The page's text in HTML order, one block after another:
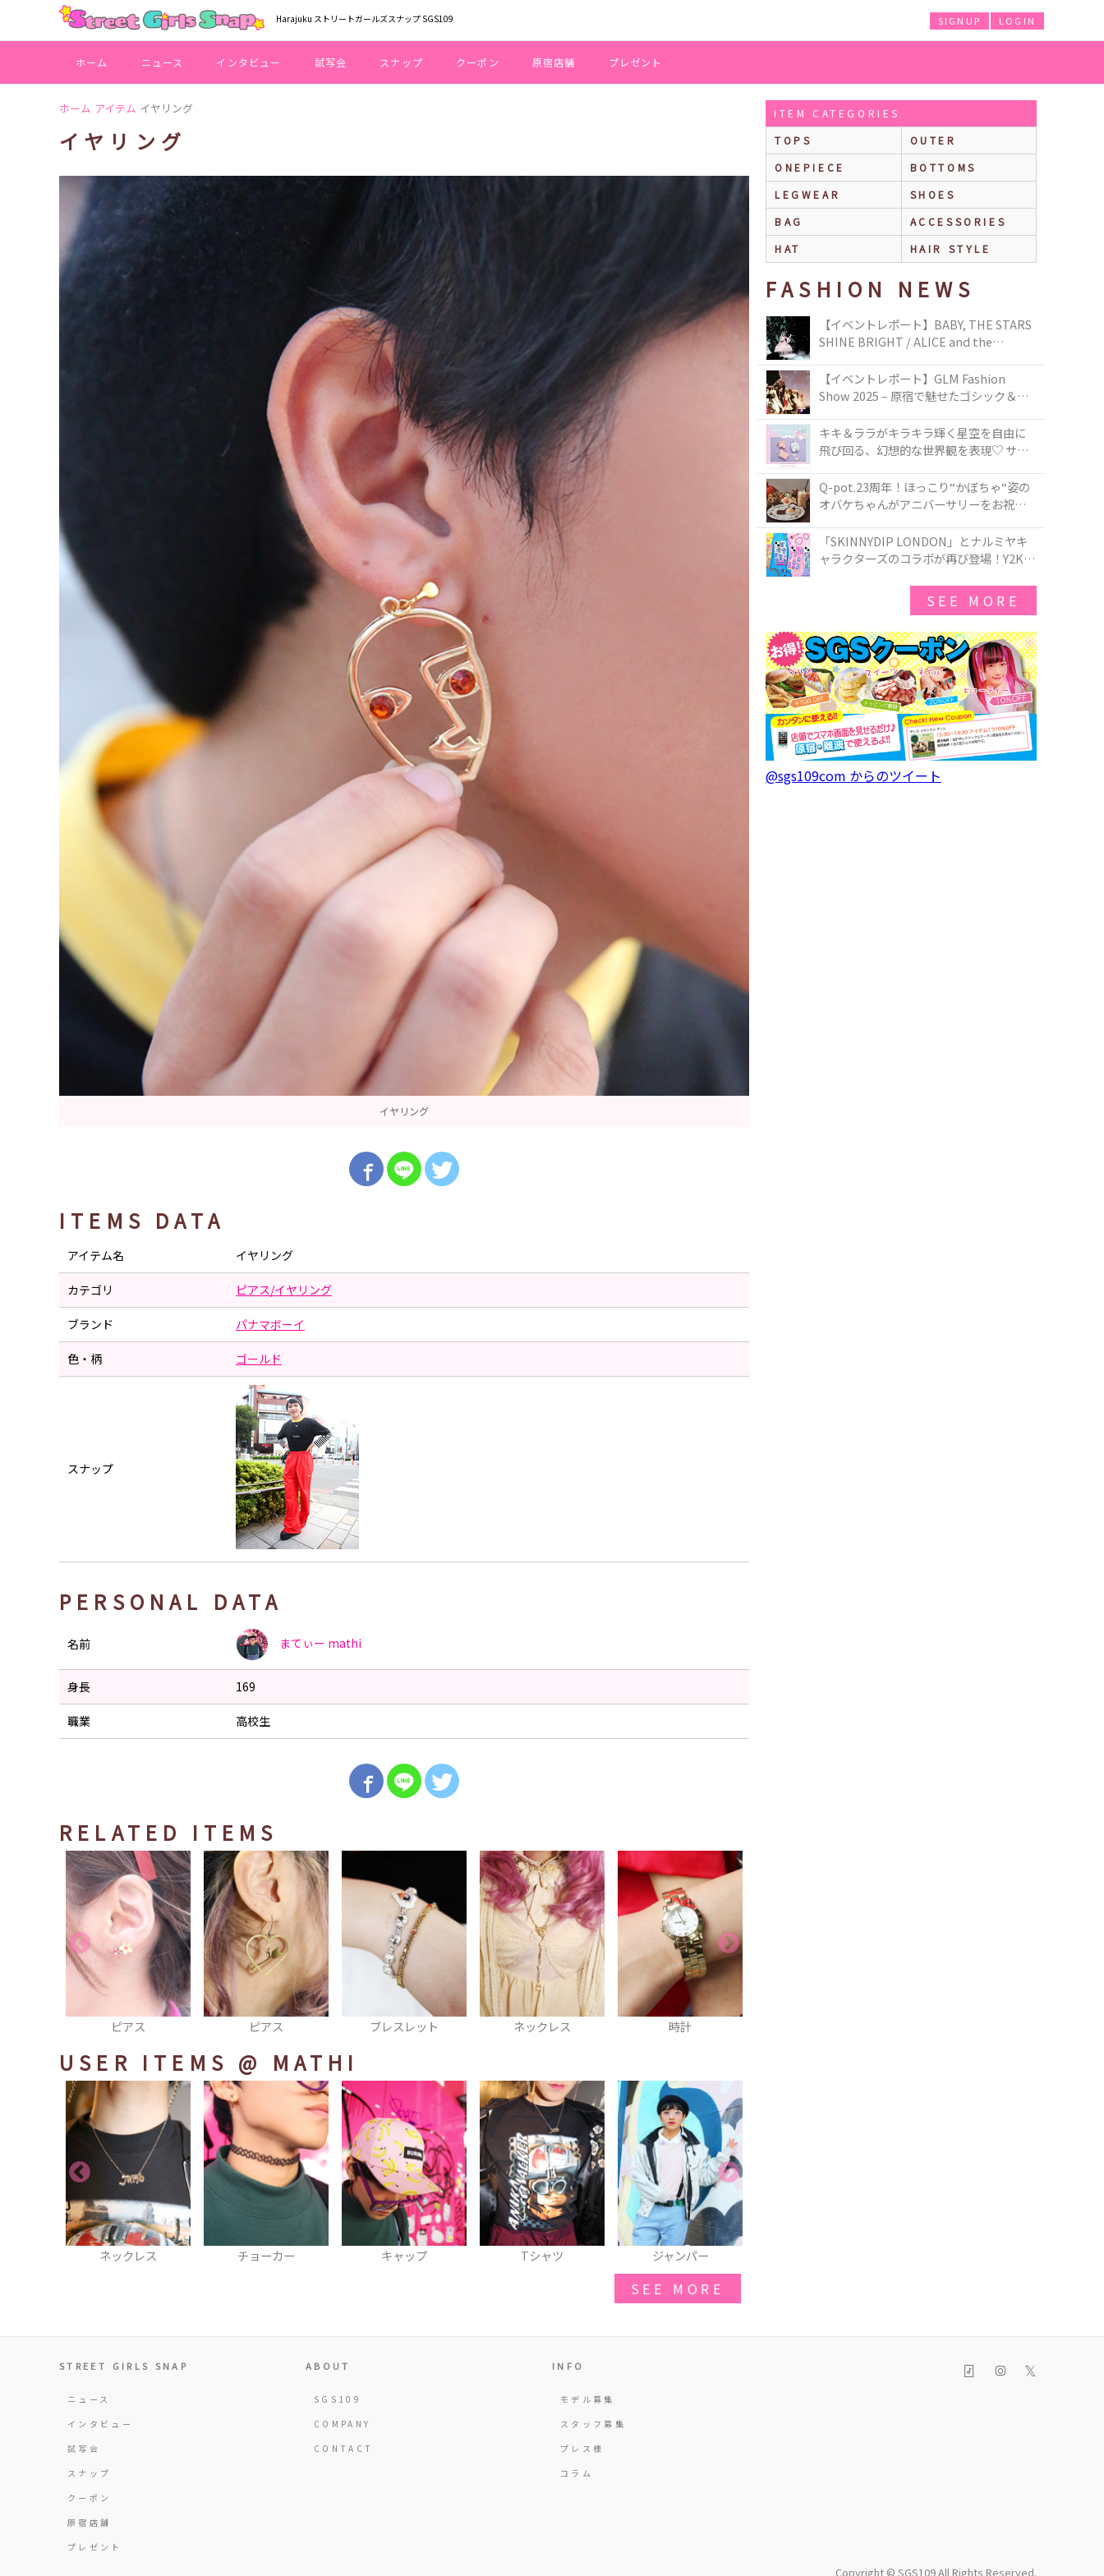
Harajuku ストリートガールズスナップ SGS109 LOGIN
SIGNUP
ホーム ニュース インタビュー 試写会 スナップ クーポン 原宿店舗 プレゼント
ホーム アイテム イヤリング
イヤリング
イヤリング
ITEMS DATA
アイテム名 イヤリング
カテゴリ ピアス/イヤリング
ブランド パナマボーイ
色・柄 ゴールド
スナップ
PERSONAL DATA
名前 まてぃー mathi
身長 169
職業 高校生
RELATED ITEMS
ピアス ブレスレット ネックレス 時計 チョーカー
USER ITEMS @ MATHI
チョーカー キャップ Tシャツ ジャンパー パンツ
SEE MORE
ITEM CATEGORIES
TOPS
OUTER
ONEPIECE
BOTTOMS
LEGWEAR
SHOES
BAG
ACCESSORIES
HAT
HAIR STYLE
FASHION NEWS
【イベントレポート】BABY, THE STARS
SHINE BRIGHT / ALICE and the
TOKYO
【イベントレポート】GLM Fashion
Show 2025 – 原宿で魅せたゴシック＆ロ
キキ＆ララがキラキラ輝く星空を自由に
飛び回る、幻想的な世界観を表現♡ サマ
50周年アニバーサリーイヤー』を記念し
たコレクションが登場
Q-pot.23周年！ほっこり“かぼちゃ“姿の
オバケちゃんがアニバーサリーをお祝い
ー」が新発売！Q-pot CAFE.では「かぼち
ゃのオバケーキプレート」も登場
「SKINNYDIP LONDON」とナルミヤキ
ャラクターズのコラボが再び登場！Y2Kム
SEE MORE
@sgs109com からのツイート
STREET GIRLS SNAP
ニュース
インタビュー
試写会
スナップ
クーポン
原宿店舗
プレゼント
ABOUT
SGS109
COMPANY
CONTACT
INFO
モデル募集
スタッフ募集
プレス様
コラム
𝕏
Copyright © SGS109 All Rights Reserved.